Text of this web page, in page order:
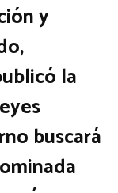
y
la
buscará